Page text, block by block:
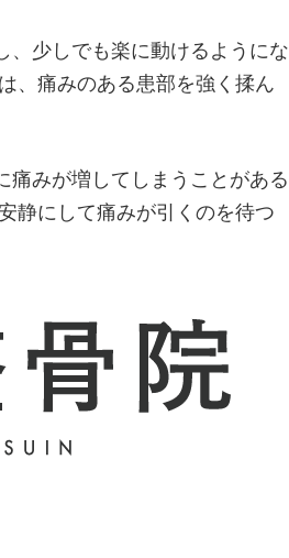
少しでも楽に動けるようにな
、痛みのある患部を強く揉ん
みが増してしまうことがある
静にして痛みが引くのを待つ